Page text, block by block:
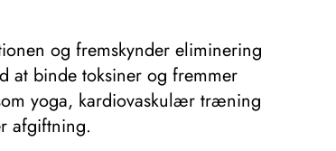
og fremskynder eliminering
at binde toksiner og fremmer
yoga, kardiovaskulær træning
afgiftning.